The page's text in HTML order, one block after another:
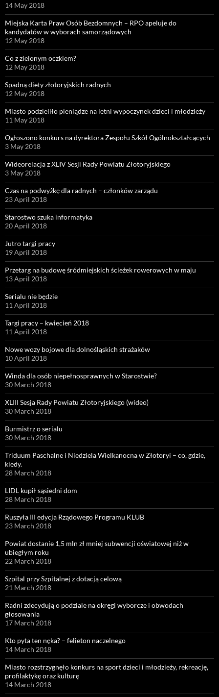
14 May 2018
Miejska Karta Praw Osób Bezdomnych – RPO apeluje do
kandydatów w wyborach samorządowych
12 May 2018
Co z zielonym oczkiem?
12 May 2018
Spadną diety złotoryjskich radnych
12 May 2018
Miasto podzieliło pieniądze na letni wypoczynek dzieci i młodzieży
11 May 2018
Ogłoszono konkurs na dyrektora Zespołu Szkół Ogólnokształcących
3 May 2018
Wideorelacja z XLIV Sesji Rady Powiatu Złotoryjskiego
3 May 2018
Czas na podwyżkę dla radnych – członków zarządu
23 April 2018
Starostwo szuka informatyka
20 April 2018
Jutro targi pracy
19 April 2018
Przetarg na budowę śródmiejskich ścieżek rowerowych w maju
13 April 2018
Serialu nie będzie
11 April 2018
Targi pracy – kwiecień 2018
11 April 2018
Nowe wozy bojowe dla dolnośląskich strażaków
10 April 2018
Winda dla osób niepełnosprawnych w Starostwie?
30 March 2018
XLIII Sesja Rady Powiatu Złotoryjskiego (wideo)
30 March 2018
Burmistrz o serialu
30 March 2018
Triduum Paschalne i Niedziela Wielkanocna w Złotoryi – co, gdzie,
kiedy.
28 March 2018
LIDL kupił sąsiedni dom
28 March 2018
Ruszyła III edycja Rządowego Programu KLUB
23 March 2018
Powiat dostanie 1,5 mln zł mniej subwencji oświatowej niż w
ubiegłym roku
22 March 2018
Szpital przy Szpitalnej z dotacją celową
21 March 2018
Radni zdecydują o podziale na okręgi wyborcze i obwodach
głosowania
17 March 2018
Kto pyta ten nęka? – felieton naczelnego
14 March 2018
Miasto rozstrzygnęło konkurs na sport dzieci i młodzieży, rekreację,
profilaktykę oraz kulturę
14 March 2018